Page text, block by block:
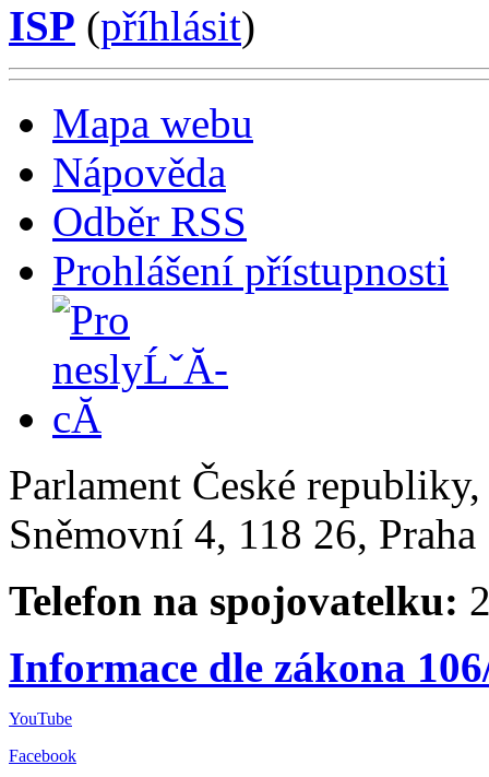
ISP (příhlásit)
Mapa webu
Nápověda
Odběr RSS
Prohlášení přístupnosti
Parlament České
Sněmovní 4, 118 26,
Telefon na spojovatelku:
Informace dle zákona
YouTube
Facebook